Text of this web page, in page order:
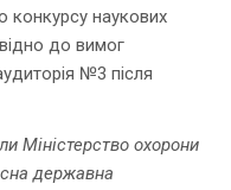
конкурсу наукових
до вимог
№3 після
Міністерство охорони
державна